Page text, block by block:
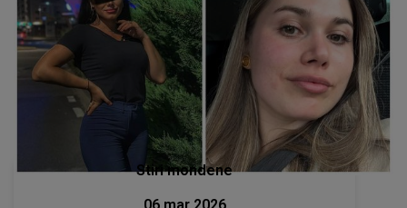
Stiri mondene
06 mar 2026